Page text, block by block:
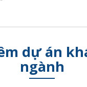
dự án
ngành